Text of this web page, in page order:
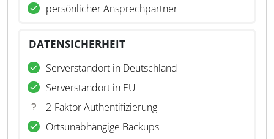
persönlicher Ansprechpartner
DATENSICHERHEIT
Serverstandort in Deutschland
Serverstandort in EU
2-Faktor Authentifizierung
Ortsunabhängige Backups